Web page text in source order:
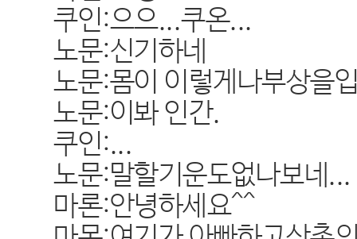
쿠인:으으...쿠온...
노문:신기하네
노문:몸이 이렇게나부상을
노문:이봐 인간.
쿠인:...
노문:말할기운도없나보네...
마론:안녕하세요^^